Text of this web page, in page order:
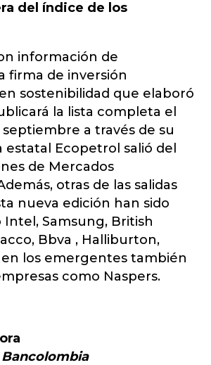
del índice de los
información de
firma de inversión
sostenibilidad que elaboró
la lista completa el
septiembre a través de su
estatal Ecopetrol salió del
de Mercados
otras de las salidas
nueva edición han sido
Samsung, British
Bbva , Halliburton,
en los emergentes también
como Naspers.